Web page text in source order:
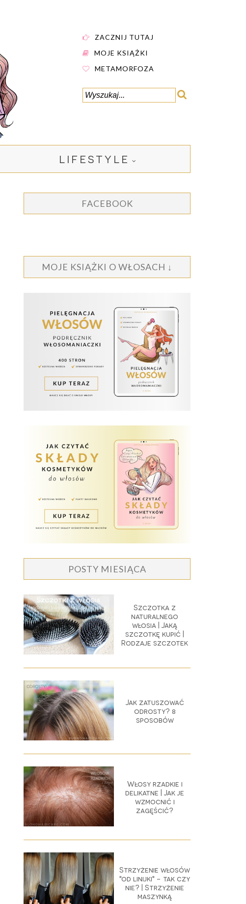
ZACZNIJ TUTAJ
MOJE KSIĄŻKI
METAMORFOZA
LIFESTYLE
FACEBOOK
MOJE KSIĄŻKI O WŁOSACH ↓
POSTY MIESIĄCA
Szczotka z
naturalnego
włosia | Jaką
szczotkę kupić |
Rodzaje szczotek
Jak zatuszować
odrosty? 8
sposobów
Włosy rzadkie i
delikatne | Jak je
wzmocnić i
zagęścić?
Strzyżenie włosów
"od linijki" - tak czy
nie? | Strzyżenie
maszynką